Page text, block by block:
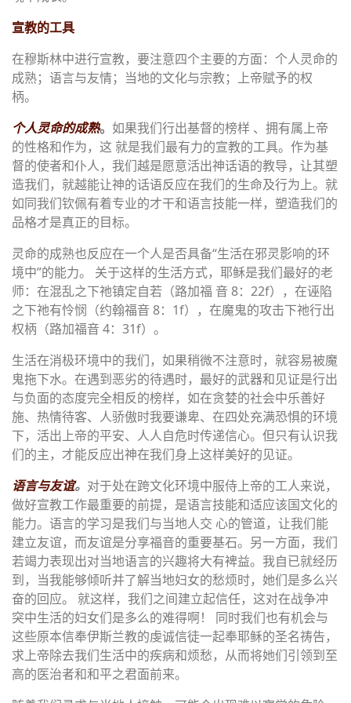
宣教的工具
在穆斯林中进行宣教，要注意四个主要的方面：个人灵命的
成熟；语言与友情；当地的文化与宗教；上帝赋予的权
柄。
个人灵命的成熟。 如果我们行出基督的榜样 、拥有属上帝
的性格和作为，这 就是我们最有力的宣教的工具。作为基
督的使者和仆人，我们越是愿意活出神话语的教导，让其塑
造我们，就越能让神的话语反应在我们的生命及行为上。就
如同我们钦佩有着专业的才干和语言技能一样，塑造我们的
品格才是真正的目标。
灵命的成熟也反应在一个人是否具备“生活在邪灵影响的环
境中”的能力。 关于这样的生活方式，耶稣是我们最好的老
师：在混乱之下祂镇定自若（路加福 音 8：22f），在诬陷
之下祂有怜悯（约翰福音 8：1f），在魔鬼的攻击下祂行出
权柄（路加福音 4：31f）。
生活在消极环境中的我们，如果稍微不注意时，就容易被魔
鬼拖下水。在遇到恶劣的待遇时，最好的武器和见证是行出
与负面的态度完全相反的榜样，如在贪婪的社会中乐善好
施、热情待客、人骄傲时我要谦卑、在四处充满恐惧的环境
下，活出上帝的平安、人人自危时传递信心。但只有认识我
们的主，才能反应出神在我们身上这样美好的见证。
语言与友谊。 对于处在跨文化环境中服侍上帝的工人来说，
做好宣教工作最重要的前提，是语言技能和适应该国文化的
能力。语言的学习是我们与当地人交 心的管道，让我们能
建立友谊，而友谊是分享福音的重要基石。另一方面，我们
若竭力表现出对当地语言的兴趣将大有裨益。我自已就经历
到，当我能够倾听并了解当地妇女的愁烦时，她们是多么兴
奋的回应。 就这样，我们之间建立起信任，这对在战争冲
突中生活的妇女们是多么的难得啊！ 同时我们也有机会与
这些原本信奉伊斯兰教的虔诚信徒一起奉耶稣的圣名祷告，
求上帝除去我们生活中的疾病和烦愁，从而将她们引领到至
高的医治者和和平之君面前来。